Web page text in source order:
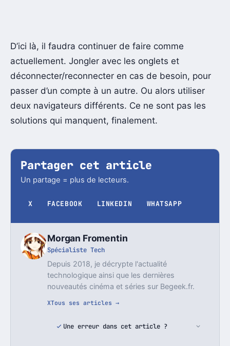
D’ici là, il faudra continuer de faire comme
actuellement. Jongler avec les onglets et
déconnecter/reconnecter en cas de besoin, pour
passer d’un compte à un autre. Ou alors utiliser
deux navigateurs différents. Ce ne sont pas les
solutions qui manquent, finalement.
Partager cet article
Un partage = plus de lecteurs.
X FACEBOOK LINKEDIN WHATSAPP
Morgan Fromentin
Spécialiste Tech
Depuis 2018, je décrypte l'actualité
technologique ainsi que les dernières
nouveautés cinéma et séries sur Begeek.fr.
XTous ses articles →
Une erreur dans cet article ?